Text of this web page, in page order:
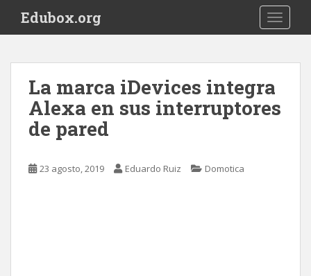
i
Edubox.org
La marca iDevices integra
Alexa en sus interruptores
de pared
23 agosto, 2019 Eduardo Ruiz Domotica